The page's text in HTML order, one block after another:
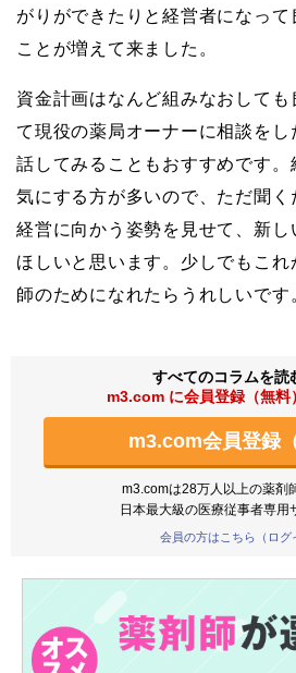
がりができたりと経営者になって
ことが増えて来ました。
資金計画はなんど組みなおしても
て現役の薬局オーナーに相談をし
話してみることもおすすめです。
気にする方が多いので、ただ聞く
経営に向かう姿勢を見せて、新し
ほしいと思います。少しでもこれ
師のためになれたらうれしいです
すべてのコラムを読
m3.com に会員登録（無料）
m3.com会員登録
m3.comは28万人以上の薬剤
日本最大級の医療従事者専用
会員の方はこちら（ログ